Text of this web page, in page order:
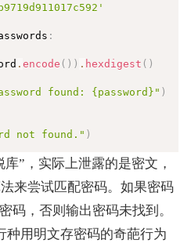
:
.encode ( ) ) . hexdigest ( )
found: {password}" )
not found." )
”，实际上泄露的是密文，
来尝试匹配密码。如果密码
码，否则输出密码未找到。
种用明文存密码的奇葩行为